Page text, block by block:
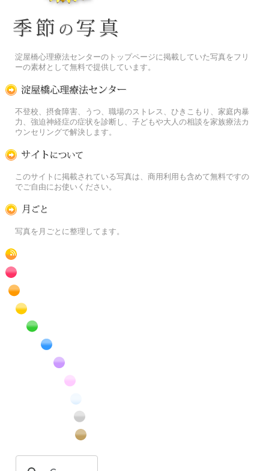
淀屋橋心理療法センターのトップページに掲載していた写真をフリ
ーの素材として無料で提供しています。
不登校、摂食障害、うつ、職場のストレス、ひきこもり、家庭内暴
力、強迫神経症の症状を診断し、子どもや大人の相談を家族療法カ
ウンセリングで解決します。
このサイトに掲載されている写真は、商用利用も含めて無料ですの
でご自由にお使いください。
写真を月ごとに整理してます。
RSS
赤色の花のフリー写真素材
橙色の花のフリー写真素材
黄色の花のフリー写真素材
緑色の花のフリー写真素材
青色の花のフリー写真素材
紫色の花のフリー写真素材
白色の花のフリー写真素材
昆虫のフリー写真素材